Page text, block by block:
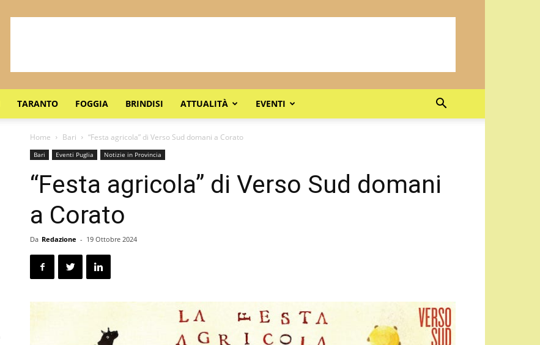
TARANTO FOGGIA BRINDISI ATTUALITÀ EVENTI
Home Bari “Festa agricola” di Verso Sud domani a Corato
Bari Eventi Puglia Notizie in Provincia
“Festa agricola” di Verso Sud domani
a Corato
Da Redazione - 19 Ottobre 2024